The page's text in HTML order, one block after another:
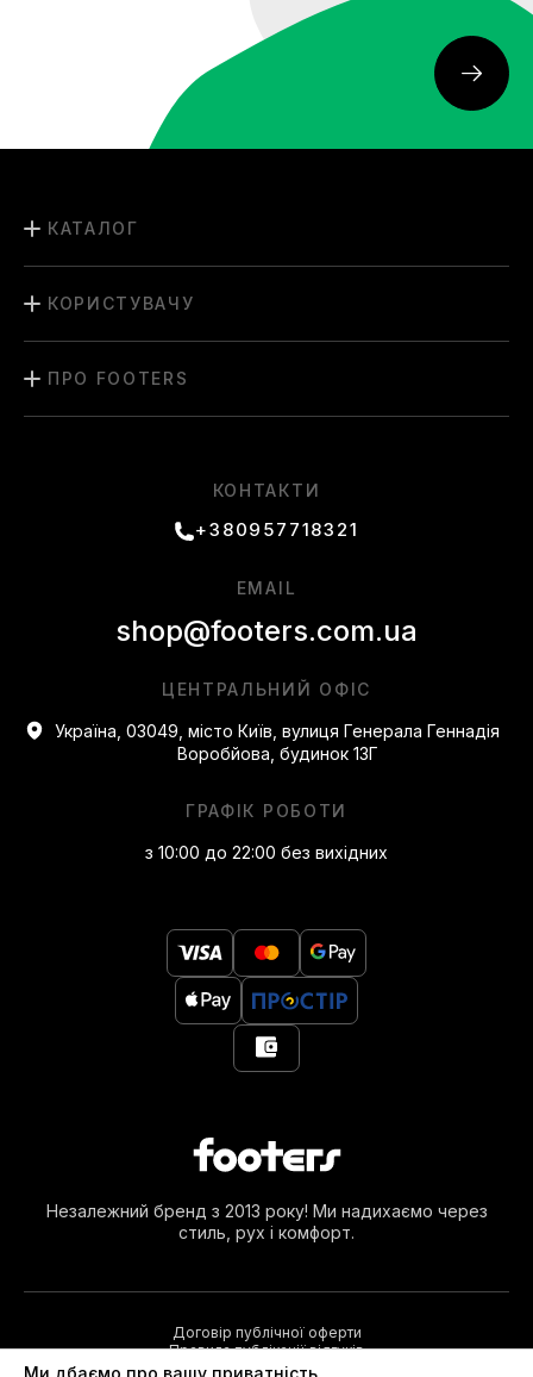
Незалежний бренд з 2013 року! Ми надихаємо через
стиль, рух і комфорт.
КАТАЛОГ
КОРИСТУВАЧУ
ПРО FOOTERS
КОНТАКТИ
+380957718321
ЦЕНТРАЛЬНИЙ ОФІС
Україна, 03049, місто Київ, вулиця Генерала Геннадія
Воробйова, будинок 13Г
ГРАФІК РОБОТИ
з 10:00 до 22:00 без вихідних
EMAIL
shop@footers.com.ua
Договір публічної оферти
Правила публікації відгуків
Ми дбаємо про вашу приватність